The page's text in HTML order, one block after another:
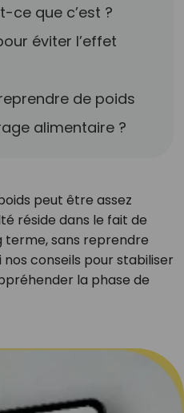
ce que c’est ?
éviter l’effet
de poids
alimentaire ?
peut être assez
réside dans le fait de
terme, sans reprendre
nos conseils pour stabiliser
la phase de